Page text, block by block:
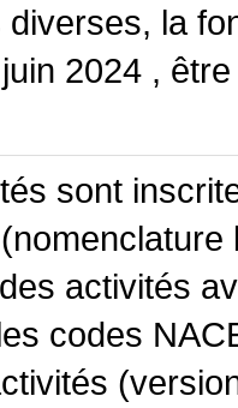
diverses, la
2024 ,
sont
activités
codes